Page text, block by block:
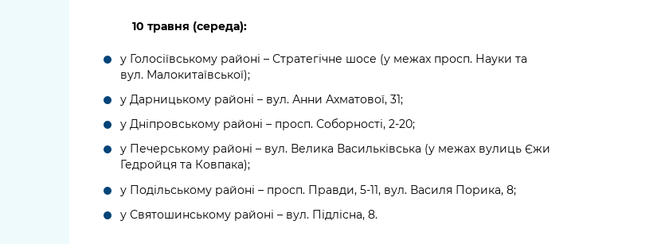
10 травня (середа):
у Голосіївському районі – Стратегічне шосе (у межах просп. Науки та
вул. Малокитаївської);
у Дарницькому районі – вул. Анни Ахматової, 31;
у Дніпровському районі – просп. Соборності, 2-20;
у Печерському районі – вул. Велика Васильківська (у межах вулиць Єжи
Гедройця та Ковпака);
у Подільському районі – просп. Правди, 5-11, вул. Василя Порика, 8;
у Святошинському районі – вул. Підлісна, 8.